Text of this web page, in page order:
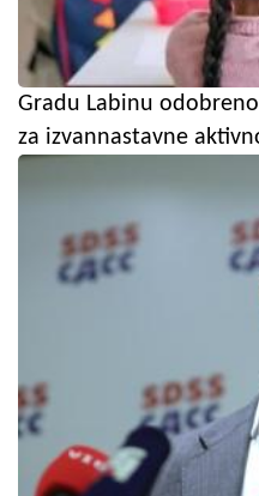
Gradu Labinu
za izvannastavne